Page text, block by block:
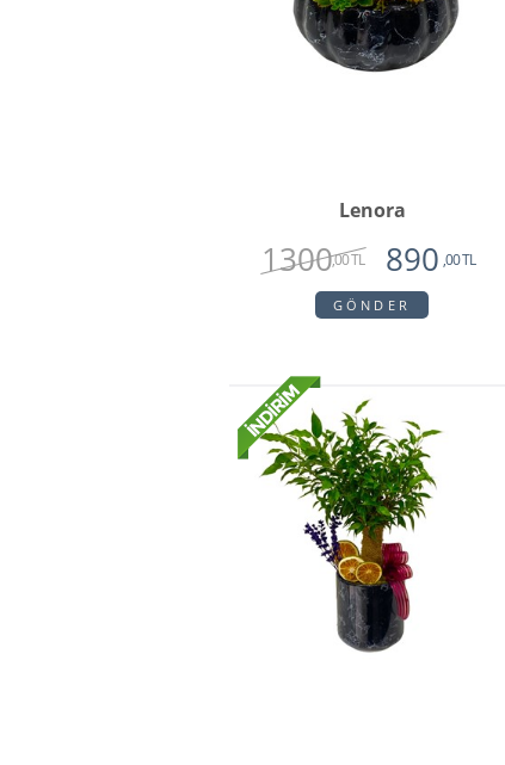
Lenora
1300,00 TL 890 ,00 TL
GÖNDER